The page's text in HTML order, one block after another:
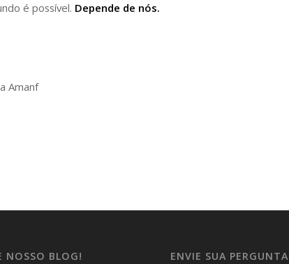
é possível. Depende de nós.
Amanf
NOSSO BLOG! ENVIE SUA PERGUNTA